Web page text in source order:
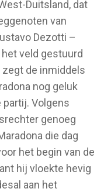
Duitsland, dat
van
Dezotti –
veld gestuurd
zegt de inmiddels
nog geluk
partij. Volgens
genoeg
die dag
het begin van de
hij vloekte hevig
aan het